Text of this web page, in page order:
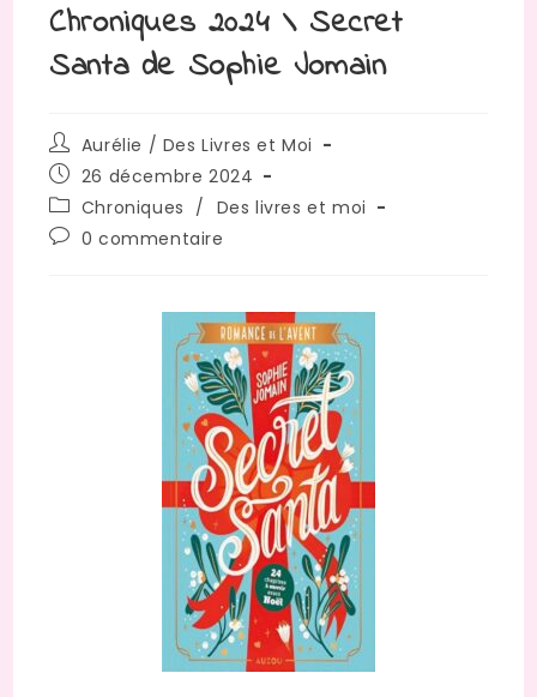
Chroniques 2024 \ Secret
Santa de Sophie Jomain
Aurélie / Des Livres et Moi
26 décembre 2024
Chroniques / Des livres et moi
0 commentaire